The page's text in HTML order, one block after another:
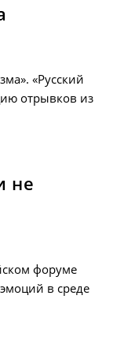
«Русский
отрывков из
не
форуме
в среде